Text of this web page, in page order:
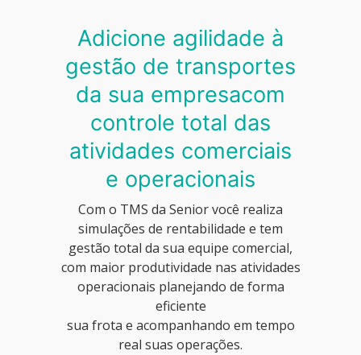
Adicione agilidade à
gestão de transportes
da sua empresacom
controle total das
atividades comerciais
e operacionais
Com o TMS da Senior você realiza
simulações de rentabilidade e tem
gestão total da sua equipe comercial,
com maior produtividade nas atividades
operacionais planejando de forma
eficiente
sua frota e acompanhando em tempo
real suas operações.